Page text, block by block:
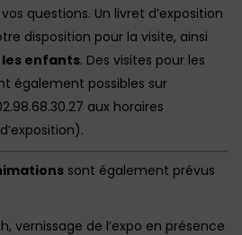
questions. Un livret d’exposition
disposition pour la visite, ainsi
enfants. Des visites pour les
également possibles sur
aux horaires
sont également prévus
vernissage de l’expo en présence